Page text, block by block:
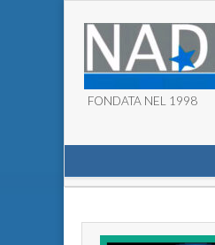
FONDATA NEL 1998
MAIN MENU
SUB MENU